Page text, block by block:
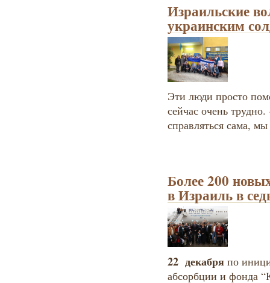
Израильские
украинским
Эти люди просто
сейчас очень
справляться сама,
Более 200
в Израиль в
22 декабря по
абсорбции и фонда